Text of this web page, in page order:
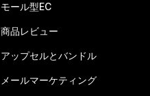
モール型EC
商品レビュー
アップセルとバンドル
メールマーケティング